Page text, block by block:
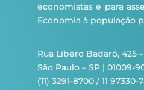
economistas e para
Economia à população
Rua Líbero Badaró, 425
São Paulo – SP | 01009-
(11) 3291-8700 / 11 97330-